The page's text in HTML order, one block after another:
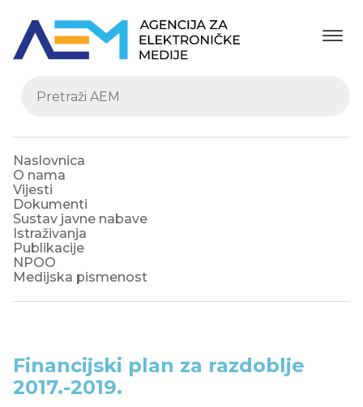
Naslovnica
O nama
Vijesti
Dokumenti
Sustav javne nabave
Istraživanja
Publikacije
NPOO
Medijska pismenost
Financijski plan za razdoblje
2017.-2019.